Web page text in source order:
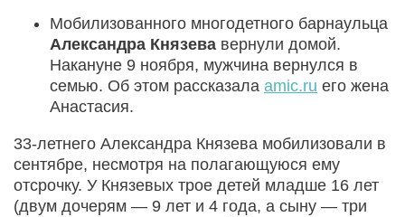
Мобилизованного многодетного барнаульца
Александра Князева вернули домой.
Накануне 9 ноября, мужчина вернулся в
семью. Об этом рассказала amic.ru его жена
Анастасия.
33-летнего Александра Князева мобилизовали в
сентябре, несмотря на полагающуюся ему
отсрочку. У Князевых трое детей младше 16 лет
(двум дочерям — 9 лет и 4 года, а сыну — три